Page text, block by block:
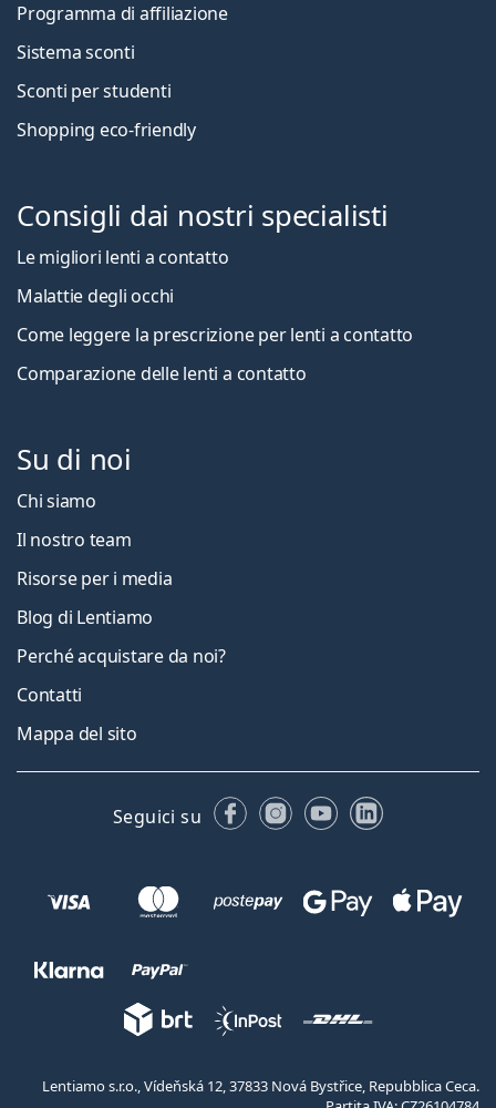
Programma di affiliazione
Sistema sconti
Sconti per studenti
Shopping eco-friendly
Consigli dai nostri specialisti
Le migliori lenti a contatto
Malattie degli occhi
Come leggere la prescrizione per lenti a contatto
Comparazione delle lenti a contatto
Su di noi
Chi siamo
Il nostro team
Risorse per i media
Blog di Lentiamo
Perché acquistare da noi?
Contatti
Mappa del sito
Seguici su FacebookInstagram
YouTubeLinkedIn
Lentiamo s.r.o., Vídeňská 12, 37833 Nová Bystřice, Repubblica Ceca.